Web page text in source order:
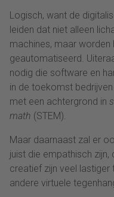
Logisch, want de
leiden dat niet alleen
machines, maar
geautomatiseerd.
nodig die software en
in de toekomst
met een achtergrond in
math (STEM).
Maar daarnaast zal er
juist die empathisch
creatief zijn veel
andere virtuele